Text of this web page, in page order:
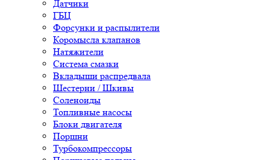
Датчики
ГБЦ
Форсунки и распылители
Коромысла клапанов
Натяжители
Система смазки
Вкладыши распредвала
Шестерни / Шкивы
Соленоиды
Топливные насосы
Блоки двигателя
Поршни
Турбокомпрессоры